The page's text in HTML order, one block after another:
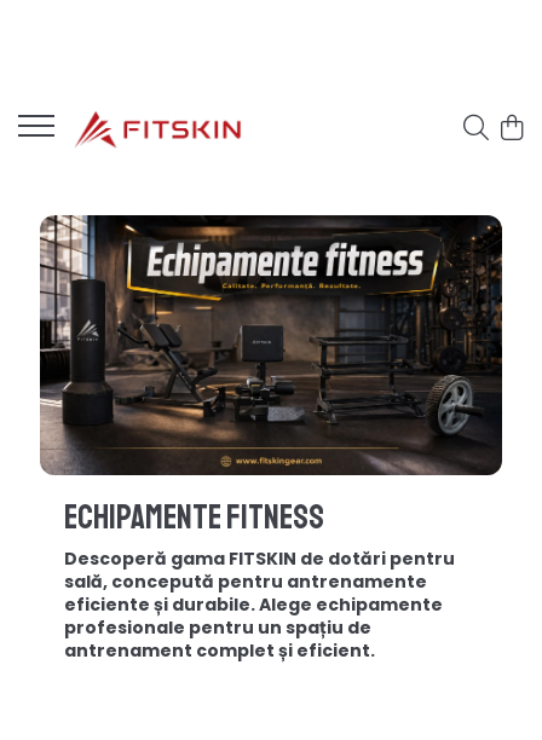
Echipamente Fitness
Descoperă gama FITSKIN de dotări pentru
sală, concepută pentru antrenamente
eficiente și durabile. Alege echipamente
profesionale pentru un spațiu de
antrenament complet și eficient.